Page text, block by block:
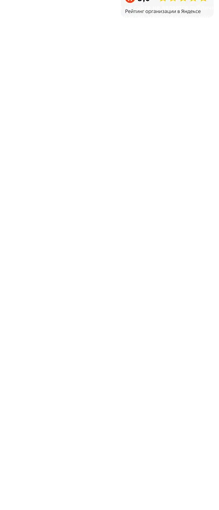
Уважаемые клиенты! Информация на сайте не является
офертой и несет справочный характер, наличие и цены могут